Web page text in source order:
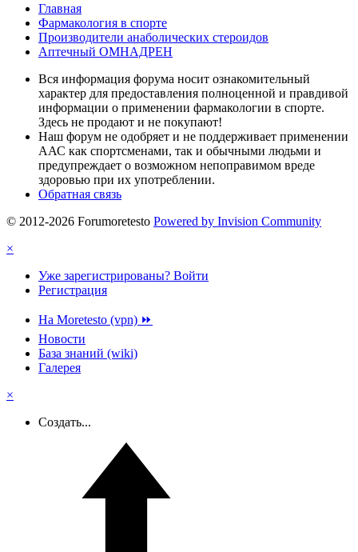
Главная
Фармакология в спорте
Производители анаболических стероидов
Аптечный ОМНАДРЕН
Вся информация форума носит ознакомительный
характер для предоставления полноценной и правдивой
информации о применении фармакологии в спорте.
Здесь не продают и не покупают!
Наш форум не одобряет и не поддерживает применении
ААС как спортсменами, так и обычными людьми и
предупреждает о возможном непоправимом вреде
здоровью при их употреблении.
Обратная связь
© 2012-2026 Forumoretesto Powered by Invision Community
×
Уже зарегистрированы? Войти
Регистрация
На Moretesto (vpn) ⏩
Новости
База знаний (wiki)
Галерея
×
Создать...